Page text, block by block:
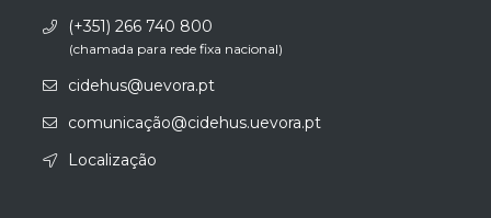
(+351) 266 740 800
(chamada para rede fixa nacional)
cidehus@uevora.pt
comunicação@cidehus.uevora.pt
Localização